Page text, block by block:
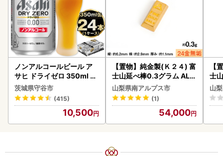
ノンアルコールビール ア
サヒ ドライゼロ 350ml 24
本 ノンアル ビール asashi
守谷市
茨城県守谷市
(415)
10,500
【置物】純金製(Ｋ２４) 富
士山延べ棒0.3グラム ALP
BK193
山梨県南アルプス市
(1)
54,000
【
士
山